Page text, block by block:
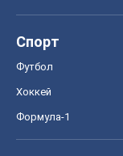
Спорт
Футбол
Хоккей
Формула-1